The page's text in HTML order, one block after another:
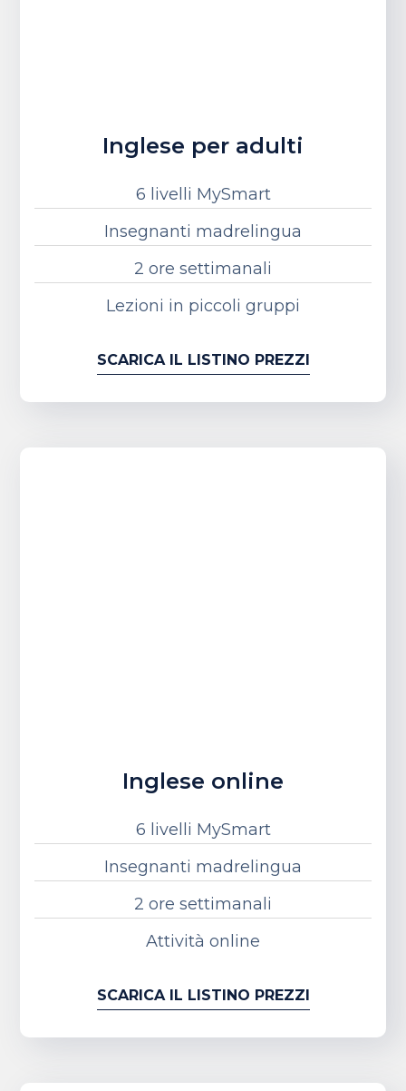
Inglese per adulti
6 livelli MySmart
Insegnanti madrelingua
2 ore settimanali
Lezioni in piccoli gruppi
SCARICA IL LISTINO PREZZI
Inglese online
6 livelli MySmart
Insegnanti madrelingua
2 ore settimanali
Attività online
SCARICA IL LISTINO PREZZI